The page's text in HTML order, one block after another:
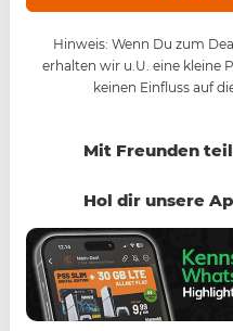
Hinweis: Wenn Du zum
erhalten wir u.U. eine kleine
keinen Einfluss auf
Mit Freunden
Hol dir unsere